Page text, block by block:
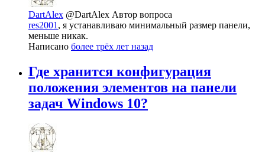
DartAlex @DartAlex Автор вопроса
res2001 , я устанавливаю минимальный размер панели,
меньше никак.
Написано более трёх лет назад
Где хранится конфигурация
положения элементов на панели
задач Windows 10?